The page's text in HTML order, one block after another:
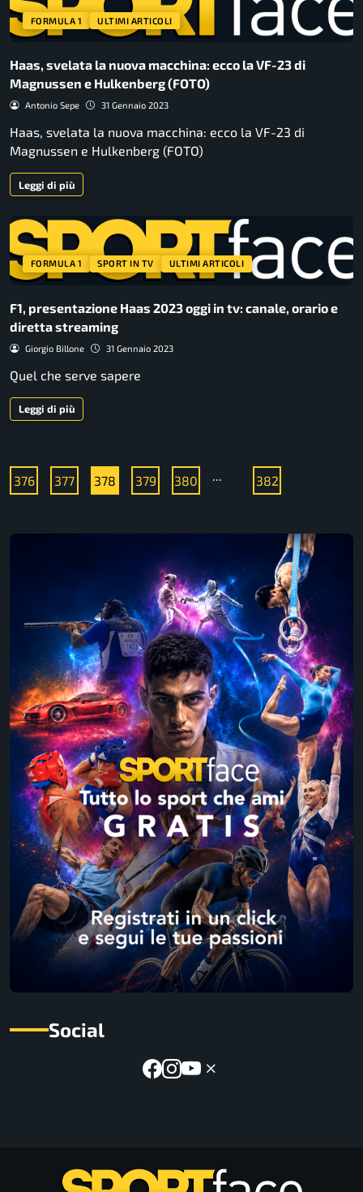
FORMULA 1 ULTIMI ARTICOLI
Haas, svelata la nuova macchina: ecco la VF-23 di
Magnussen e Hulkenberg (FOTO)
Antonio Sepe 31 Gennaio 2023
Haas, svelata la nuova macchina: ecco la VF-23 di
Magnussen e Hulkenberg (FOTO)
Leggi di più
FORMULA 1 SPORT IN TV ULTIMI ARTICOLI
F1, presentazione Haas 2023 oggi in tv: canale, orario e
diretta streaming
Giorgio Billone 31 Gennaio 2023
Quel che serve sapere
Leggi di più
376 377 378 379 380 ... 382
Social